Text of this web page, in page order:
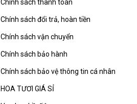
Chính sách thanh toán
Chính sách đổi trả, hoàn tiền
Chính sách vận chuyển
Chính sách bảo hành
Chính sách bảo vệ thông tin cá nhân
HOA TƯƠI GIÁ SỈ